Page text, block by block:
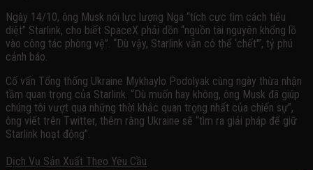
Ngày 14/10, ông Musk nói lực lượng Nga “tích cực tìm cách tiêu
diệt” Starlink, cho biết SpaceX phải dồn “nguồn tài nguyên khổng lồ
vào công tác phòng vệ”. “Dù vậy, Starlink vẫn có thể ‘chết'”, tỷ phú
cảnh báo.
Cố vấn Tổng thống Ukraine Mykhaylo Podolyak cùng ngày thừa nhận
tầm quan trọng của Starlink. “Dù muốn hay không, ông Musk đã giúp
chúng tôi vượt qua những thời khắc quan trọng nhất của chiến sự”,
ông viết trên Twitter, thêm rằng Ukraine sẽ “tìm ra giải pháp để giữ
Starlink hoạt động”.
Dịch Vụ Sản Xuất Theo Yêu Cầu